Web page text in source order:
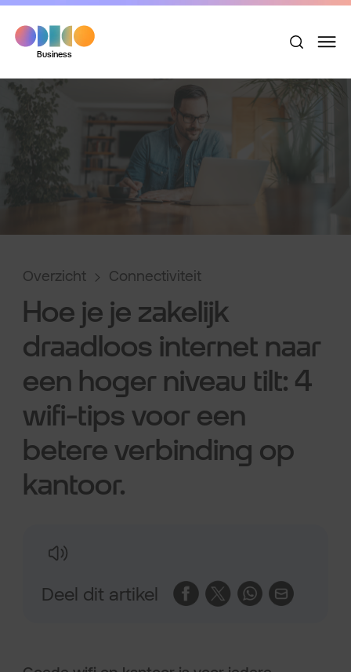
Business
Overzicht Connectiviteit
Hoe je je zakelijk
draadloos internet naar
een hoger niveau tilt: 4
wifi-tips voor een
betere verbinding op
kantoor.
Deel dit artikel